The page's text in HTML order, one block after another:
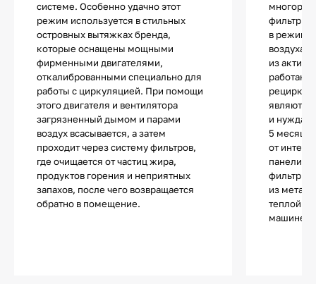
системе. Особенно удачно этот
режим используется в стильных
островных вытяжках бренда,
которые оснащены мощными
фирменными двигателями,
откалиброванными специально для
работы с циркуляцией. При помощи
этого двигателя и вентилятора
загрязненный дымом и парами
воздух всасывается, а затем
проходит через систему фильтров,
где очищается от частиц жира,
продуктов горения и неприятных
запахов, после чего возвращается
обратно в помещение.
фильтры,
в
воздуха,
из
и
5
от
панели.
фильтры
из
теплой
машине.